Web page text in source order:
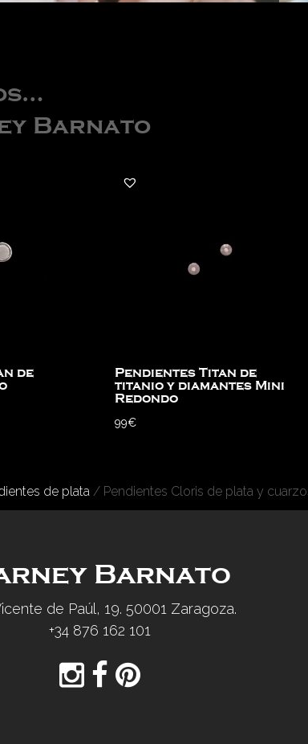
Barnato
de
Pendientes Titan de
titanio y diamantes Mini
Redondo
99€
de plata/ Pendientes Cloris de plata y
Barnato
de Paúl, 19. 50001 Zaragoza.
+34 876 162 101